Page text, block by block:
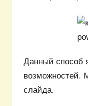
Данный способ
возможностей.
слайда.